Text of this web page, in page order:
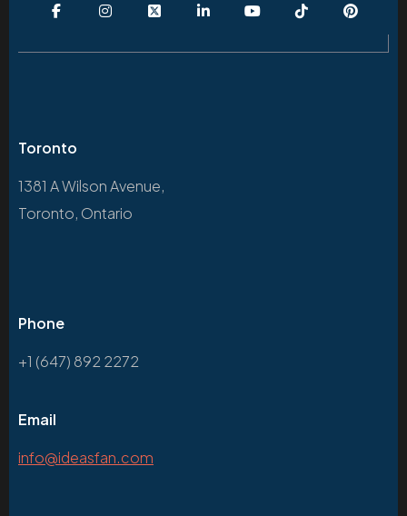
Toronto
1381 A Wilson Avenue,
Toronto, Ontario
Phone
+1 (647) 892 2272
Email
info@ideasfan.com